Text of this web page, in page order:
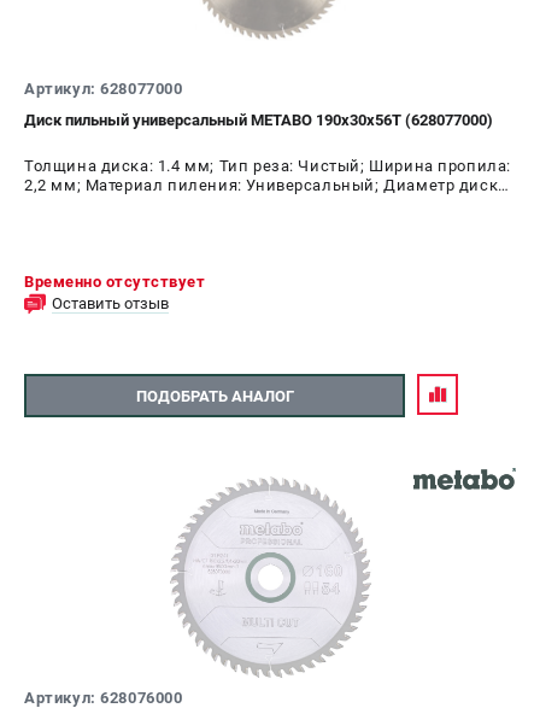
Артикул: 628077000
Диск пильный универсальный METABO 190х30х56Т (628077000)
Толщина диска: 1.4 мм; Тип реза: Чистый; Ширина пропила:
2,2 мм; Материал пиления: Универсальный; Диаметр диска:
Временно отсутствует
Оставить отзыв
ПОДОБРАТЬ АНАЛОГ
Артикул: 628076000